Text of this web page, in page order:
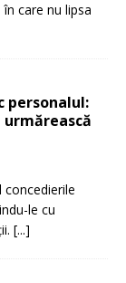
care nu lipsa
personalul:
le cu
[...]